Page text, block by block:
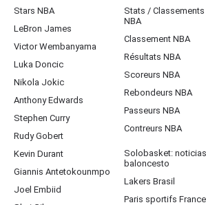
Stars NBA
LeBron James
Victor Wembanyama
Luka Doncic
Nikola Jokic
Anthony Edwards
Stephen Curry
Rudy Gobert
Kevin Durant
Giannis Antetokounmpo
Joel Embiid
Stats / Classements
NBA
Classement NBA
Résultats NBA
Scoreurs NBA
Rebondeurs NBA
Passeurs NBA
Contreurs NBA
Solobasket:
baloncesto
Lakers Brasil
Paris sportifs France